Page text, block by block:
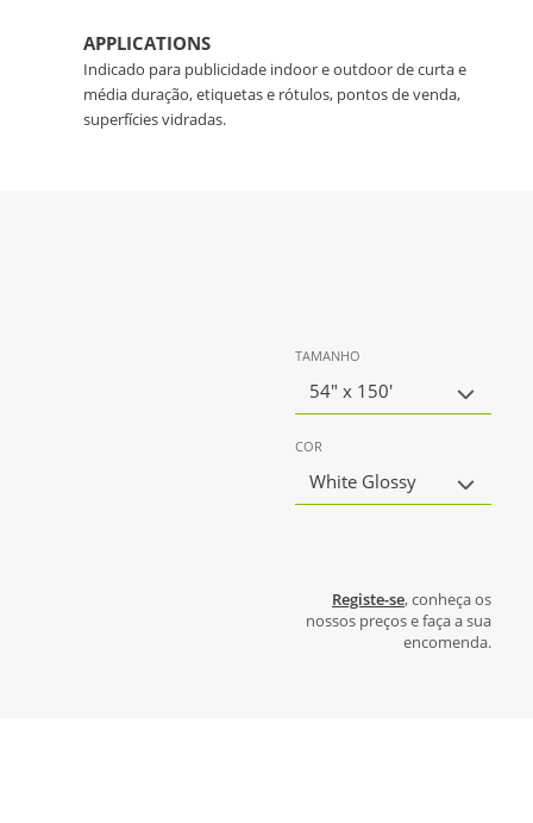
APPLICATIONS
Indicado para publicidade indoor e outdoor de curta e
média duração, etiquetas e rótulos, pontos de venda,
superfícies vidradas.
TAMANHO
54" x 150'
COR
White Glossy
Registe-se, conheça os
nossos preços e faça a sua
encomenda.